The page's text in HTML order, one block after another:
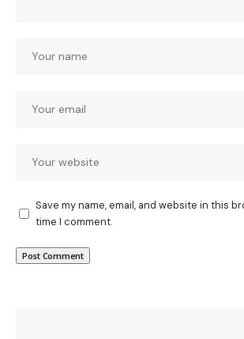
Save my name, email, and website in this
time I comment.